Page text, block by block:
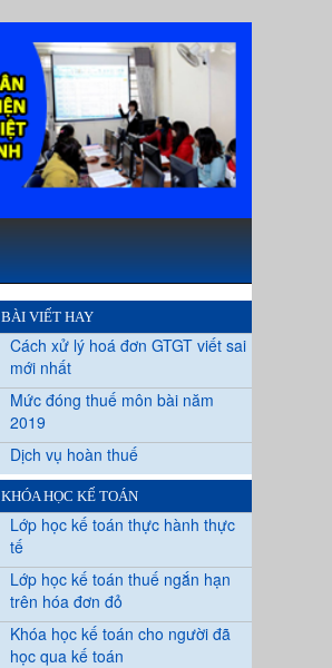
BÀI VIẾT HAY
Cách xử lý hoá đơn GTGT viết sai
mới nhất
Mức đóng thuế môn bài năm
2019
Dịch vụ hoàn thuế
KHÓA HỌC KẾ TOÁN
Lớp học kế toán thực hành thực
tế
Lớp học kế toán thuế ngắn hạn
trên hóa đơn đỏ
Khóa học kế toán cho người đã
học qua kế toán